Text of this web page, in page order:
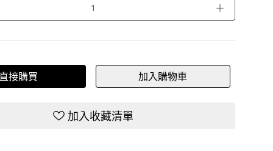
＋
接購買 加入購物車
加入收藏清單